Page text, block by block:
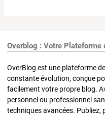
Overblog : Votre
OverBlog est une plateforme
constante évolution, conçue
facilement votre propre blog.
personnel ou professionnel
techniques avancées.